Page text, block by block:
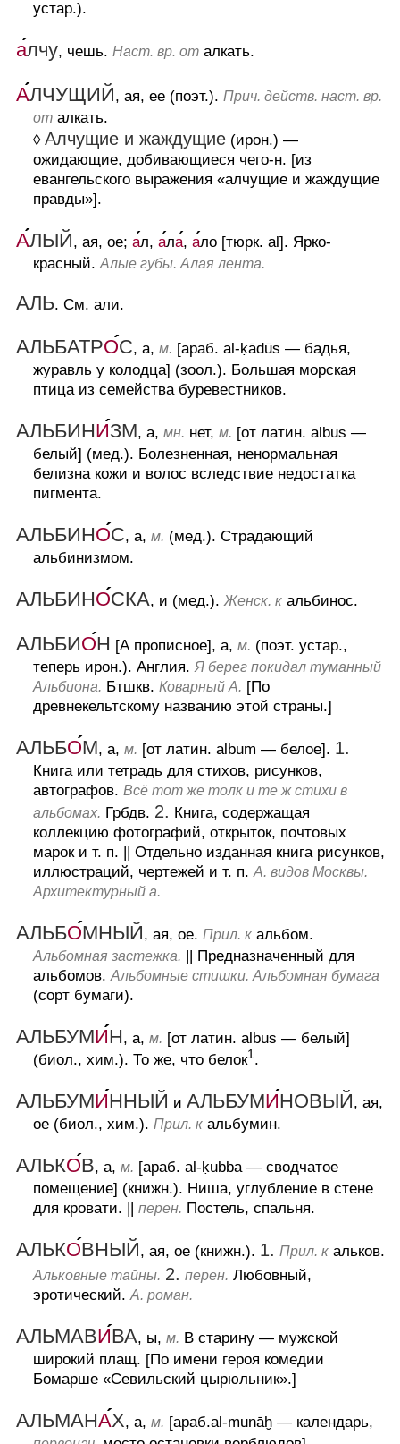
устар.).
алчу, чешь. Наст. вр. от алкать.
АЛЧУЩИЙ, ая, ее (поэт.). Прич. действ. наст. вр.
от алкать.
◊ Алчущие и жаждущие (ирон.) —
ожидающие, добивающиеся чего-н. [из
евангельского выражения «алчущие и жаждущие
правды»].
АЛЫЙ, ая, ое; ал, ала, ало [тюрк. al]. Ярко-
красный. Алые губы. Алая лента.
АЛЬ. См. али.
АЛЬБАТРОС, а, м. [араб. al-kādūs — бадья,
журавль у колодца] (зоол.). Большая морская
птица из семейства буревестников.
АЛЬБИНИЗМ, а, мн. нет, м. [от латин. albus —
белый] (мед.). Болезненная, ненормальная
белизна кожи и волос вследствие недостатка
пигмента.
АЛЬБИНОС, а, м. (мед.). Страдающий
альбинизмом.
АЛЬБИНОСКА, и (мед.).Женск. к альбинос.
АЛЬБИОН [А прописное], а, м. (поэт. устар.,
теперь ирон.). Англия. Я берег покидал туманный
Альбиона. Бтшкв. Коварный А. [По
древнекельтскому названию этой страны.]
АЛЬБОМ, а, м. [от латин. album — белое]. 1.
Книга или тетрадь для стихов, рисунков,
автографов. Всё тот же толк и те ж стихи в
альбомах. Грбдв. 2. Книга, содержащая
коллекцию фотографий, открыток, почтовых
марок и т. п.
Отдельно изданная книга рисунков,
иллюстраций, чертежей и т. п. А. видов Москвы.
Архитектурный а.
АЛЬБОМНЫЙ, ая, ое. Прил. к альбом.
Альбомная застежка.
Предназначенный для
альбомов. Альбомные стишки. Альбомная бумага
(сорт бумаги).
АЛЬБУМИН, а, м. [от латин. albus — белый]
(биол., хим.). То же, что белок1 .
АЛЬБУМИННЫЙ и АЛЬБУМИНОВЫЙ, ая,
ое (биол., хим.). Прил. к альбумин.
АЛЬКОВ, а, м. [араб. al-kubba — сводчатое
помещение] (книжн.). Ниша, углубление в стене
для кровати.
перен. Постель, спальня.
АЛЬКОВНЫЙ, ая, ое (книжн.). 1. Прил. к альков.
Альковные тайны. 2. перен. Любовный,
эротический. А. роман.
АЛЬМАВИВА, ы, м. В старину — мужской
широкий плащ. [По имени героя комедии
Бомарше «Севильский цырюльник».]
АЛЬМАНАХ, а, м. [араб.al-munāḫ — календарь,